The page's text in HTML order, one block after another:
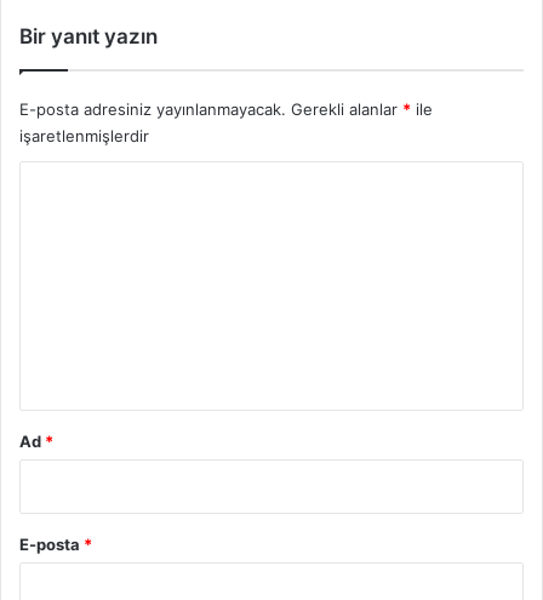
Bir yanıt yazın
E-posta adresiniz yayınlanmayacak. Gerekli alanlar * ile
işaretlenmişlerdir
Ad *
E-posta *